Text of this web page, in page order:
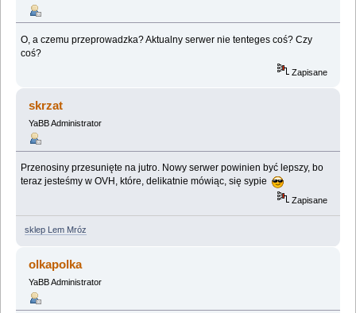
O, a czemu przeprowadzka? Aktualny serwer nie tenteges coś? Czy
coś?
Zapisane
skrzat
YaBB Administrator
Przenosiny przesunięte na jutro. Nowy serwer powinien być lepszy, bo
teraz jesteśmy w OVH, które, delikatnie mówiąc, się sypie
Zapisane
sklep Lem Mróz
olkapolka
YaBB Administrator